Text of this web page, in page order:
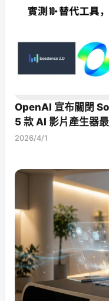
OpenAI 宣布關閉
5 款 AI 影片產生器
2026/4/1